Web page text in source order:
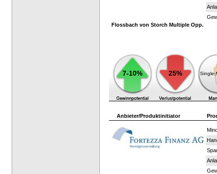
Flossbach von Storch Multiple Opp.
7-10% 25% Single-
Anbieter/Produktinitiator